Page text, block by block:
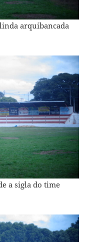
arquibancada
a sigla do time